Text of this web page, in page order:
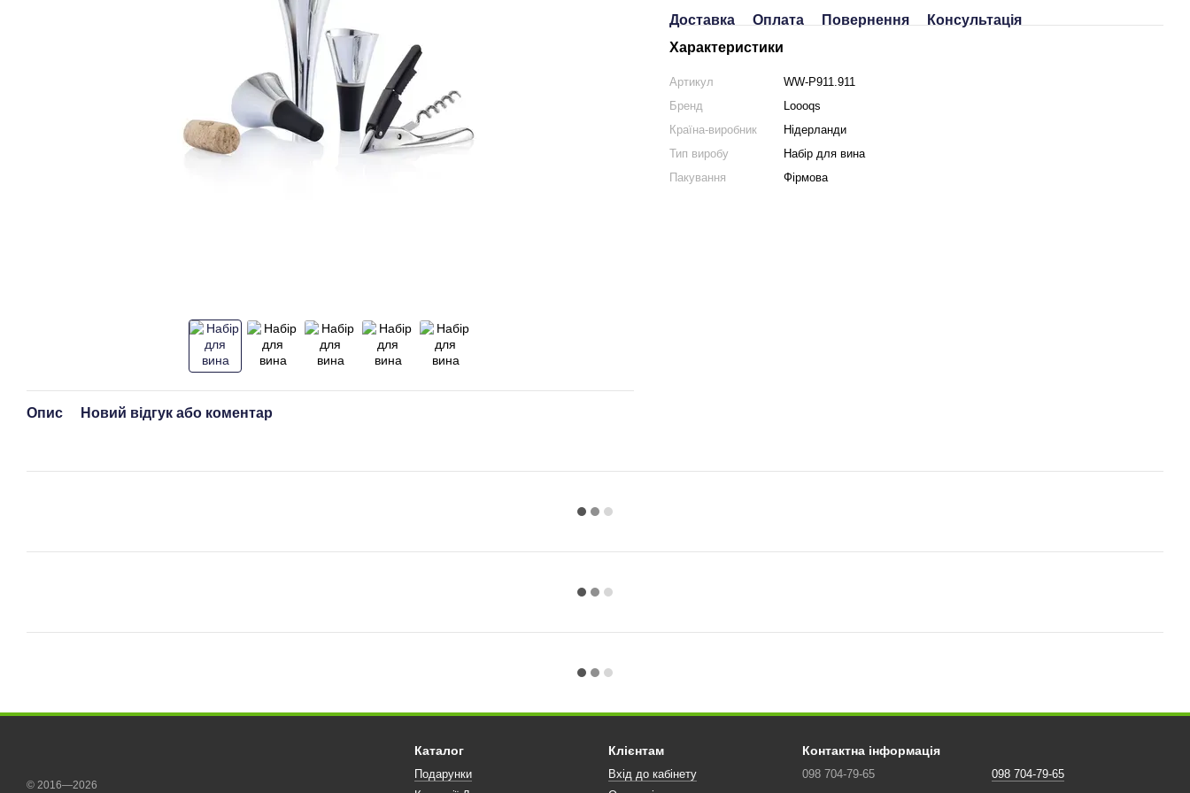
Опис Новий відгук або коментар
Доставка Оплата Повернення
Консультація
Характеристики
Артикул
WW-P911.911
Бренд
Loooqs
Країна-виробник
Нідерланди
Тип виробу
Набір для вина
Пакування
Фірмова
© 2016—2026
Каталог
Подарунки
Клієнтам
Вхід до кабінету
Контактна інформація
098 704-79-65
098 704-79-65